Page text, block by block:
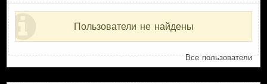
Пользователи не найдены
Все пользователи